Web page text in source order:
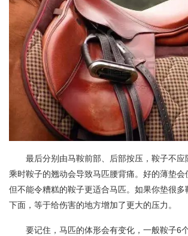
最后分别由马鞍前部、后部按压，鞍子不应
乘时鞍子的翘动会导致马匹腰背痛。好的薄垫会
但不能令糟糕的鞍子更适合马匹。如果你垫很多
下面，等于给伤害的地方增加了更大的压力。
要记住，马匹的体形会有变化，一般鞍子6